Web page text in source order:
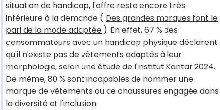
situation de handicap, l'offre reste encore très
inférieure à la demande ( Des grandes marques font le
pari de la mode adaptée ). En effet, 67 % des
consommateurs avec un handicap physique déclarent
qu'il n'existe pas de vêtements adaptés à leur
morphologie, selon une étude de l'institut Kantar 2024.
De même, 80 % sont incapables de nommer une
marque de vêtements ou de chaussures engagée dans
la diversité et l'inclusion.